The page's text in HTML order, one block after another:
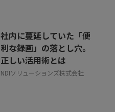
社内に蔓延していた「便
利な録画」の落とし穴。
正しい活用術とは
NDIソリューションズ株式会社